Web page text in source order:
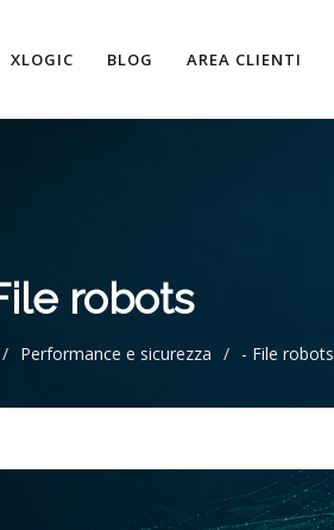
XLOGIC BLOG AREA CLIENTI
robots
/ Performance e sicurezza / - File robots